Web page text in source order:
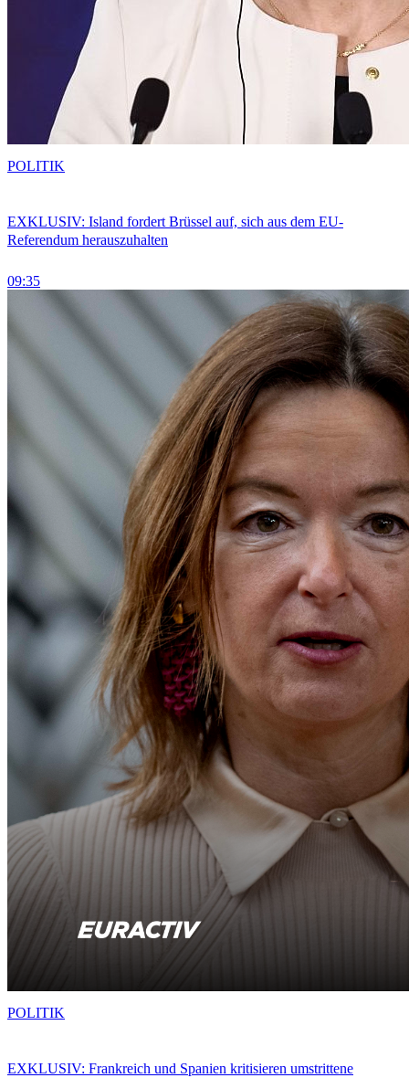
EXKLUSIV: Island fordert Brüssel auf, sich aus dem EU-
Referendum herauszuhalten
09:35
POLITIK
EXKLUSIV: Frankreich und Spanien kritisieren umstrittene
POLITIK